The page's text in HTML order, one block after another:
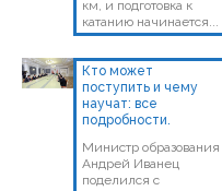
км, и подготовка к
катанию начинается...
Кто может
поступить и чему
научат: все
подробности.
Министр образования
Андрей Иванец
поделился с